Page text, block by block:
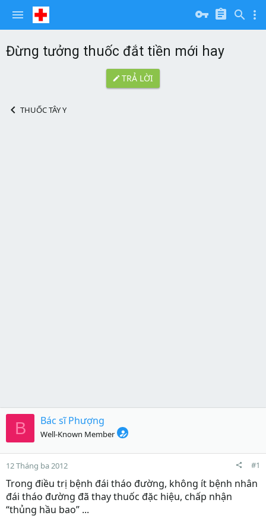
Đừng tưởng thuốc đắt tiền mới hay
TRẢ LỜI
THUỐC TÂY Y
B Bác sĩ Phượng
Well-Known Member
12 Tháng ba 2012 #1
Trong điều trị bệnh đái tháo đường, không ít bệnh nhân
đái tháo đường đã thay thuốc đặc hiệu, chấp nhận
“thủng hầu bao” ...